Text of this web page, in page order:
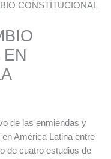
CONSTITUCIONAL
de las enmiendas y
América Latina entre
de cuatro estudios de